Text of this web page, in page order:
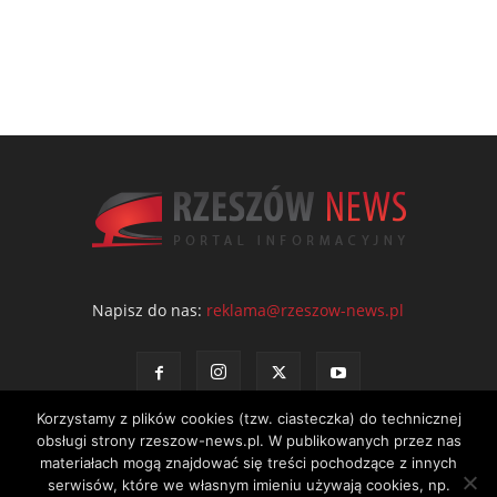
Napisz do nas: reklama@rzeszow-news.pl
Kontakt Polityka prywatności Regulamin portalu
Korzystamy z plików cookies (tzw. ciasteczka) do technicznej
obsługi strony rzeszow-news.pl. W publikowanych przez nas
materiałach mogą znajdować się treści pochodzące z innych
serwisów, które we własnym imieniu używają cookies, np.